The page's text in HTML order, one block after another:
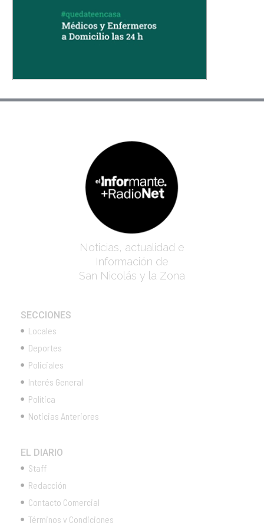
Noticias, actualidad e
Información de
San Nicolás y la Zona
SECCIONES
Locales
Deportes
Policiales
Interés General
Política
Noticias Anteriores
EL DIARIO
Staff
Redacción
Contacto Comercial
Términos y Condiciones